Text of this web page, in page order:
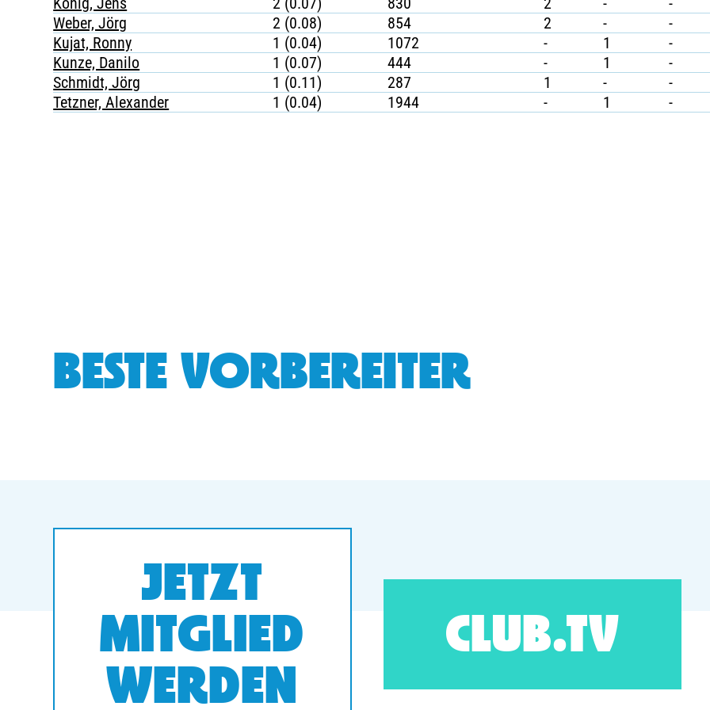
Weber, Jörg
2 (0.08) 854 2 - -
Kujat, Ronny
1 (0.04) 1072 - 1 -
Kunze, Danilo
1 (0.07) 444 - 1 -
Schmidt, Jörg
1 (0.11) 287 1 - -
Tetzner, Alexander
1 (0.04) 1944 - 1 -
BESTE VORBEREITER
JETZT
MITGLIED
WERDEN
CLUB.TV